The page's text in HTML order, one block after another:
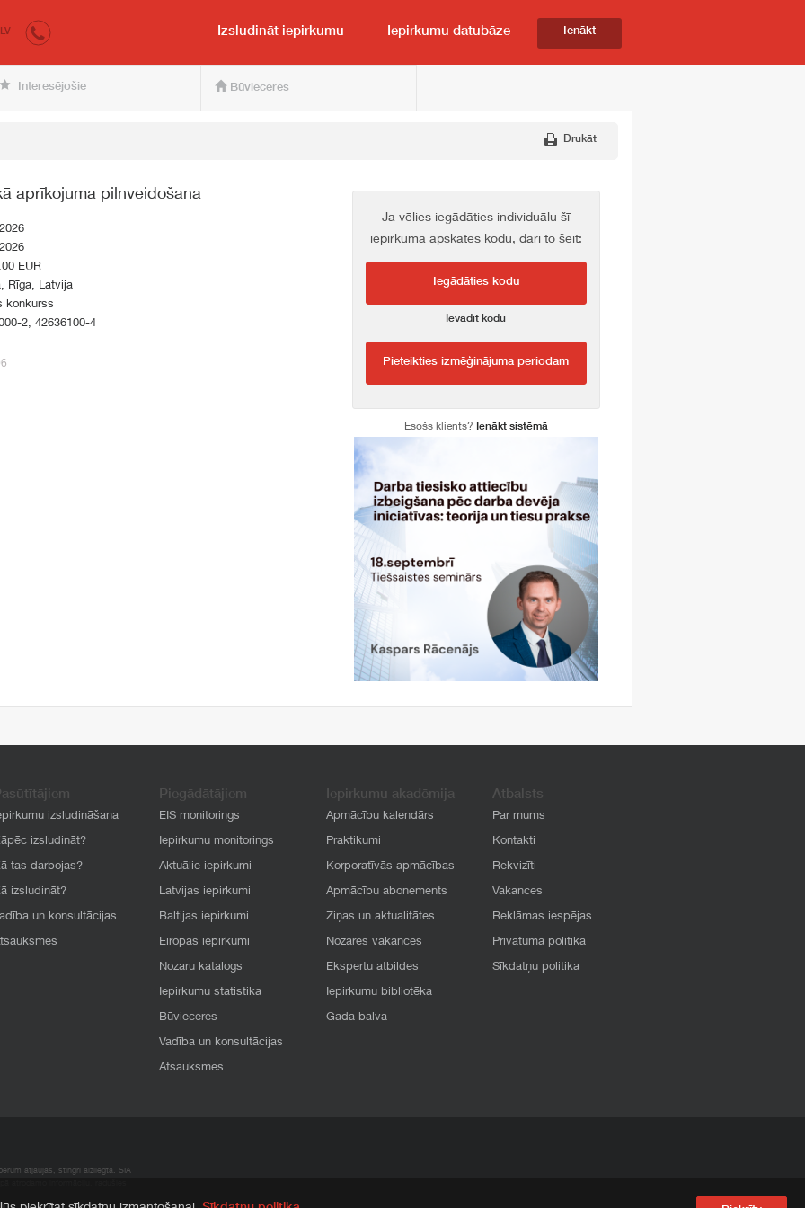
pircējam un pārdevējam
LV Izsludināt iepirkumu Iepirkumu datubāze Ienākt
Interesējošie Būvieceres
Drukāt
aprīkojuma pilnveidošana
EUR
Rīga, Latvija
konkurss
2, 42636100-4
Ja vēlies iegādāties individuālu šī
iepirkuma apskates kodu, dari to šeit:
Iegādāties kodu
Ievadīt kodu
Pieteikties izmēģinājuma periodam
Esošs klients? Ienākt sistēmā
izsludināšana
izsludināt?
tas darbojas?
izsludināt?
un konsultācijas
Piegādātājiem
EIS monitorings
Iepirkumu monitorings
Aktuālie iepirkumi
Latvijas iepirkumi
Baltijas iepirkumi
Eiropas iepirkumi
Nozaru katalogs
Iepirkumu statistika
Būvieceres
Vadība un konsultācijas
Atsauksmes
Iepirkumu akadēmija
Apmācību kalendārs
Praktikumi
Korporatīvās apmācības
Apmācību abonements
Ziņas un aktualitātes
Nozares vakances
Ekspertu atbildes
Iepirkumu bibliotēka
Gada balva
Atbalsts
Par mums
Kontakti
Rekvizīti
Vakances
Reklāmas iespējas
Privātuma politika
Sīkdatņu politika
atļaujas, stingri aizliegta. SIA